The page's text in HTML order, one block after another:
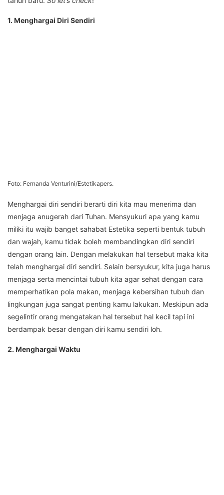
1. Menghargai Diri Sendiri
Foto: Fernanda Venturini/Estetikapers.
Menghargai diri sendiri berarti diri kita mau menerima dan
menjaga anugerah dari Tuhan. Mensyukuri apa yang kamu
miliki itu wajib banget sahabat Estetika seperti bentuk tubuh
dan wajah, kamu tidak boleh membandingkan diri sendiri
dengan orang lain. Dengan melakukan hal tersebut maka kita
telah menghargai diri sendiri. Selain bersyukur, kita juga harus
menjaga serta mencintai tubuh kita agar sehat dengan cara
memperhatikan pola makan, menjaga kebersihan tubuh dan
lingkungan juga sangat penting kamu lakukan. Meskipun ada
segelintir orang mengatakan hal tersebut hal kecil tapi ini
berdampak besar dengan diri kamu sendiri loh.
2. Menghargai Waktu